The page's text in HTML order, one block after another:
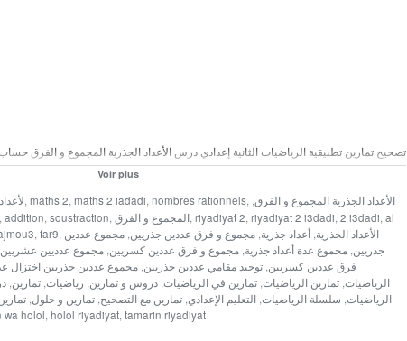
تصحيح تمارين تطبيقية الرياضيات الثانية إعدادي درس الأعداد الجذرية المجموع و
مجموع عدة أعداد جذرية حساب مجموع و فرق عددين كسريين حساب مجموع و فرق عدديين
التالية ثم أحسب
Voir plus
, maths 2, maths 2 iadadi, nombres rationnels, الأعداد الجذرية المجموع و الفرق,
, addition, soustraction, المجموع و الفرق, riyadiyat 2, riyadiyat 2 i3dadi, 2 i3dadi, al
, far9, الأعداد الجذرية, أعداد جذرية, مجموع و فرق عددين جذريين, مجموع عددين
جذريين, مجموع عدة أعداد جذرية, مجموع و فرق عددين كسريين, مجموع عدديين عشريين
فرق عددين كسريين, توحيد مقامي عددين جذريين, مجموع عددين جذريين اختزال
الرياضيات, تمارين الرياضيات, تمارين في الرياضيات, دروس و تمارين, رياضيات, تمارين,
الرياضيات, سلسلة الرياضيات, التعليم الإعدادي, تمارين مع التصحيح, تمارين و حلول,
wa holol, holol riyadiyat, tamarin riyadiyat